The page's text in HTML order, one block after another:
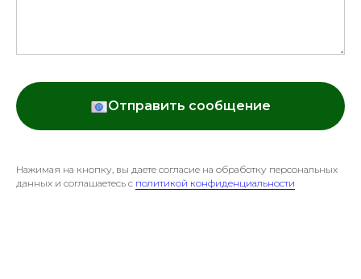
Отправить сообщение
Нажимая на кнопку, вы даете согласие на обработку персональных
данных и соглашаетесь c политикой конфиденциальности